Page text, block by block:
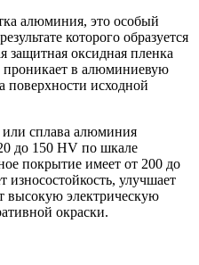
алюминия, это особый
которого образуется
защитная оксидная пленка
проникает в алюминиевую
поверхности исходной
сплава алюминия
до 150 HV по шкале
покрытие имеет от 200 до
улучшает
высокую электрическую
окраски.